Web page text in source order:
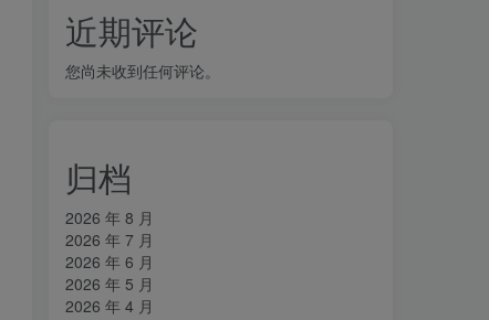
近期评论
您尚未收到任何评论。
归档
2026 年 8 月
2026 年 7 月
2026 年 6 月
2026 年 5 月
2026 年 4 月